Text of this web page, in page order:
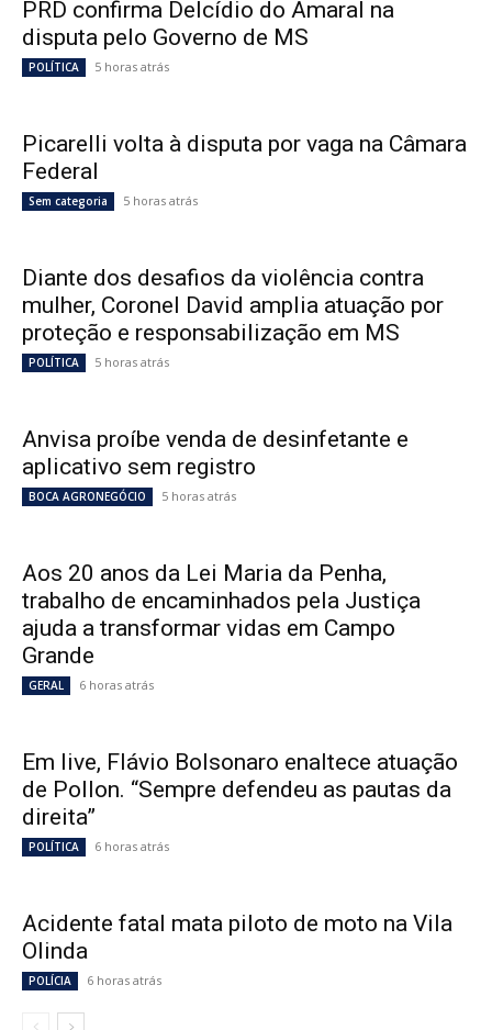
PRD confirma Delcídio do Amaral na
disputa pelo Governo de MS
POLÍTICA 5 horas atrás
Picarelli volta à disputa por vaga na Câmara
Federal
Sem categoria 5 horas atrás
Diante dos desafios da violência contra
mulher, Coronel David amplia atuação por
proteção e responsabilização em MS
POLÍTICA 5 horas atrás
Anvisa proíbe venda de desinfetante e
aplicativo sem registro
BOCA AGRONEGÓCIO 5 horas atrás
Aos 20 anos da Lei Maria da Penha,
trabalho de encaminhados pela Justiça
ajuda a transformar vidas em Campo
Grande
GERAL 6 horas atrás
Em live, Flávio Bolsonaro enaltece atuação
de Pollon. “Sempre defendeu as pautas da
direita”
POLÍTICA 6 horas atrás
Acidente fatal mata piloto de moto na Vila
Olinda
POLÍCIA 6 horas atrás